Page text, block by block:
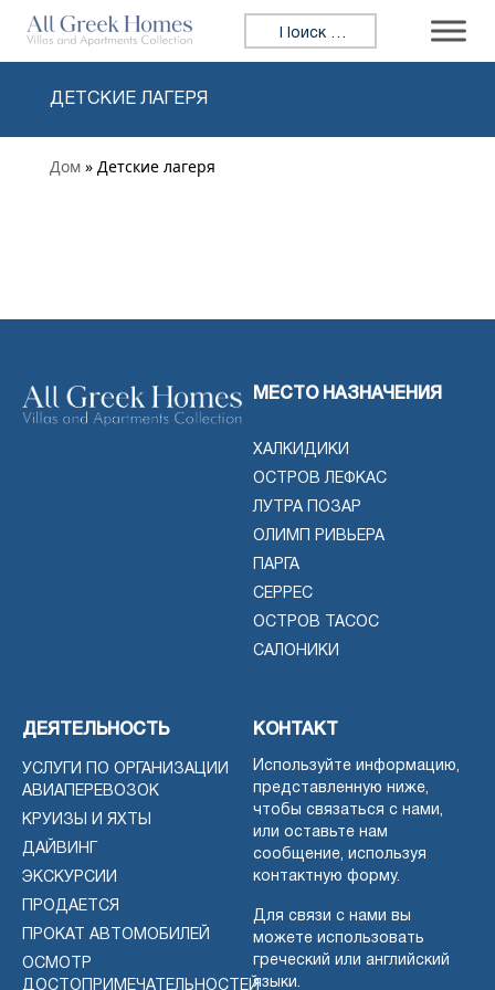
Перейти к содержимому
Искать:
ДЕТСКИЕ ЛАГЕРЯ
Дом » Детские лагеря
МЕСТО НАЗНАЧЕНИЯ
ХАЛКИДИКИ
ОСТРОВ ЛЕФКАС
ЛУТРА ПОЗАР
ОЛИМП РИВЬЕРА
ПАРГА
СЕРРЕС
ОСТРОВ ТАСОС
САЛОНИКИ
ДЕЯТЕЛЬНОСТЬ
УСЛУГИ ПО ОРГАНИЗАЦИИ
АВИАПЕРЕВОЗОК
КРУИЗЫ И ЯХТЫ
ДАЙВИНГ
ЭКСКУРСИИ
ПРОДАЕТСЯ
ПРОКАТ АВТОМОБИЛЕЙ
ОСМОТР
ДОСТОПРИМЕЧАТЕЛЬНОСТЕЙ
КОНТАКТ
Используйте информацию,
представленную ниже,
чтобы связаться с нами,
или оставьте нам
сообщение, используя
контактную форму.
Для связи с нами вы
можете использовать
греческий или английский
языки.